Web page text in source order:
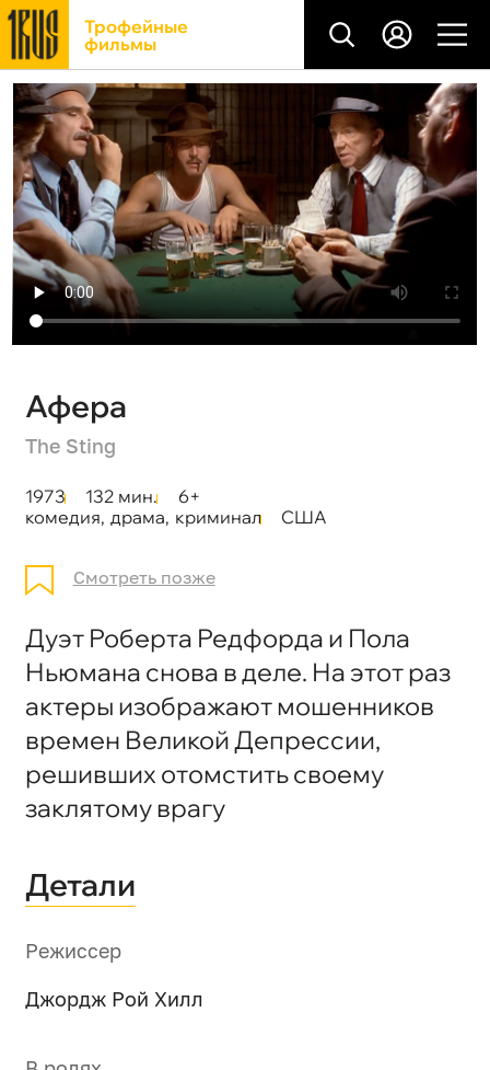
Трофейные
фильмы
Афера
The Sting
1973 132 мин.
6+
комедия, драма, криминал США
Смотреть позже
Дуэт Роберта Редфорда и Пола
Ньюмана снова в деле. На этот раз
актеры изображают мошенников
времен Великой Депрессии,
решивших отомстить своему
заклятому врагу
Детали
Режиссер
Джордж Рой Хилл